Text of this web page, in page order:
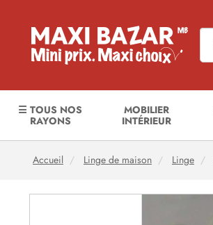
☰ TOUS NOS
RAYONS
MOBILIER
INTÉRIEUR
Accueil Linge de maison Linge